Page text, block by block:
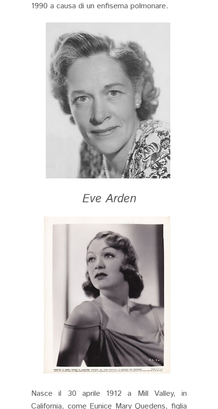
1990 a causa di un enfisema polmonare.
Eve Arden
Nasce il 30 aprile 1912 a Mill Valley, in
California, come Eunice Mary Quedens, figlia